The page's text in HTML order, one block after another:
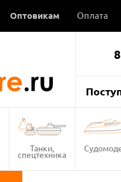
Оптовикам Оплата
Танки,
спецтехника